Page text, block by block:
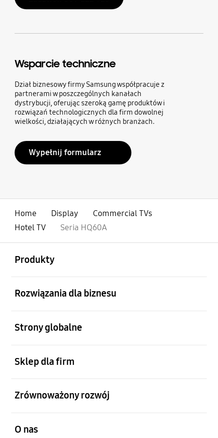
Wsparcie techniczne
Dział biznesowy firmy Samsung współpracuje z
partnerami w poszczególnych kanałach
dystrybucji, oferując szeroką gamę produktów i
rozwiązań technologicznych dla firm dowolnej
wielkości, działających w różnych branżach.
Wypełnij formularz
Home Display
Commercial TVs
Hotel TV
Seria HQ60A
Produkty
Rozwiązania dla biznesu
Strony globalne
Sklep dla firm
Zrównoważony rozwój
O nas